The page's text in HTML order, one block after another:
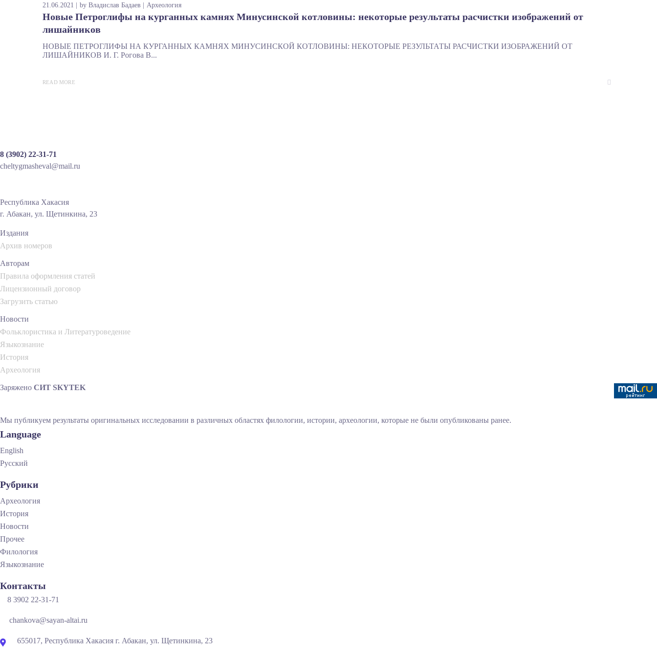
21.06.2021 by Владислав Бадаев Археология
Новые Петроглифы на курганных камнях Минусинской котловины: некоторые результаты расчистки изображений от
лишайников
НОВЫЕ ПЕТРОГЛИФЫ НА КУРГАННЫХ КАМНЯХ МИНУСИНСКОЙ КОТЛОВИНЫ: НЕКОТОРЫЕ РЕЗУЛЬТАТЫ РАСЧИСТКИ ИЗОБРАЖЕНИЙ ОТ
ЛИШАЙНИКОВ И. Г. Рогова В...
READ MORE
8 (3902) 22-31-71
cheltygmasheval@mail.ru
Республика Хакасия
г. Абакан, ул. Щетинкина, 23
Издания
Архив номеров
Авторам
Правила оформления статей
Лицензионный договор
Загрузить статью
Новости
Фольклористика и Литературоведение
Языкознание
История
Археология
Заряжено СИТ SKYTEK
Мы публикуем результаты оригинальных исследовании в различных областях филологии, истории, археологии, которые не были опубликованы ранее.
Language
English
Русский
Рубрики
Археология
История
Новости
Прочее
Филология
Языкознание
Контакты
8 3902 22-31-71
chankova@sayan-altai.ru
655017, Республика Хакасия г. Абакан, ул. Щетинкина, 23